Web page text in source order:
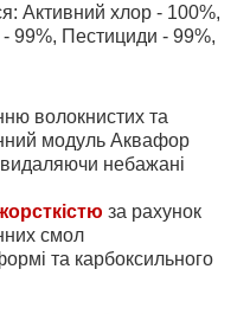
Активний хлор - 100%,
99%, Пестициди - 99%,
волокнистих та
модуль Аквафор
небажані
за рахунок
смол
та карбоксильного